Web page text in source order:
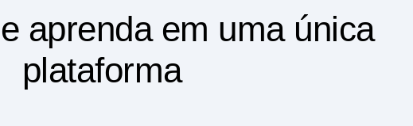
aprenda em uma única
plataforma